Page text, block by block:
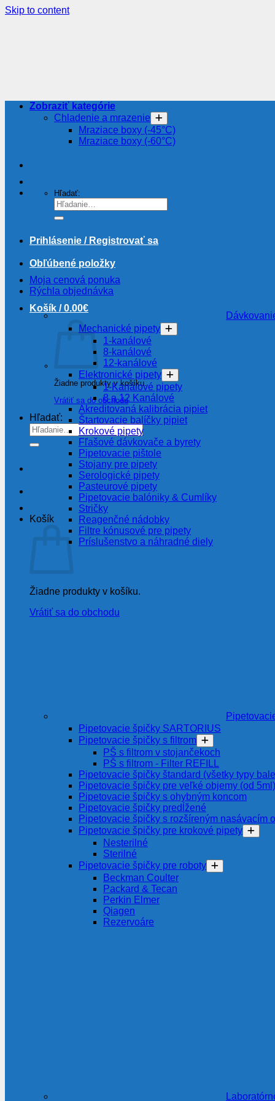
Skip to content
Hľadať:
Prihlásenie / Registrovať sa
Obľúbené položky
Moja cenová ponuka
Rýchla objednávka
Košík /0.00€
Žiadne produkty v košíku.
Vrátiť sa do obchodu
Hľadať:
Košík
Žiadne produkty v košíku.
Vrátiť sa do obchodu
Zobraziť kategórie
Chladenie a mrazenie
Mraziace boxy (-45°C)
Mraziace boxy (-60°C)
Mechanické pipety
1-kanálové
8-kanálové
12-kanálové
Elektronické pipety
1-Kanálové pipety
8 a 12 Kanálové
Akreditovaná kalibrácia pipiet
Štartovacie balíčky pipiet
Krokové pipety
Fľašové dávkovače a byrety
Pipetovacie pištole
Stojany pre pipety
Serologické pipety
Pasteurové pipety
Pipetovacie balóniky & Cumlíky
Stričky
Reagenčné nádobky
Filtre kónusové pre pipety
Príslušenstvo a náhradné diely
Pipetovacie špičky SARTORIUS
Pipetovacie špičky s filtrom
PŠ s filtrom v stojančekoch
PŠ s filtrom - Filter REFILL
Pipetovacie špičky štandard (všetky typy
Pipetovacie špičky pre veľké objemy (od 5ml)
Pipetovacie špičky s ohybným koncom
Pipetovacie špičky predĺžené
Pipetovacie špičky s rozšíreným nasávacím
Pipetovacie špičky pre krokové pipety
Nesterilné
Sterilné
Pipetovacie špičky pre roboty
Beckman Coulter
Packard & Tecan
Perkin Elmer
Qiagen
Rezervoáre